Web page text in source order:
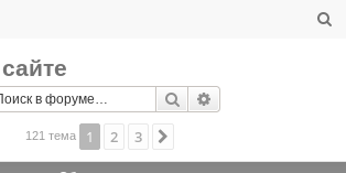
Поиск
121 тема 1 2 3